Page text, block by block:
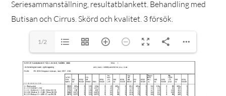
Seriesammanställning, resultatblankett. Behandling med
Butisan och Cirrus. Skörd och kvalitet. 3 försök.
1/2